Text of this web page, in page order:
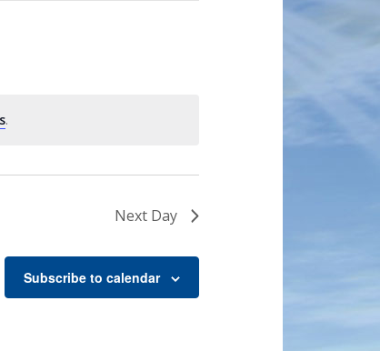
.
Next Day
Subscribe to calendar